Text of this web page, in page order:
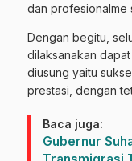
dan profesionalme
Dengan begitu,
dilaksanakan
diusung yaitu
prestasi, dengan
Baca juga:
Gubernur